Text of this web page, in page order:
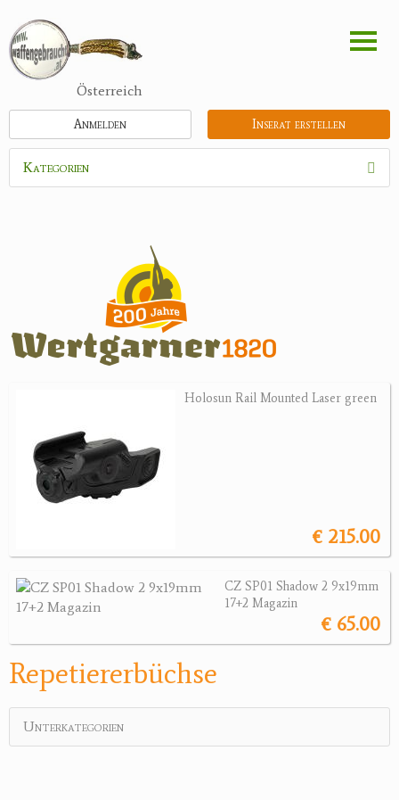
zum
Inhalt
Österreich
Inserat erstellen
Anmelden
Kategorien
Kipplaufgewehre
Kleinkalibergewehre
Repetiererbüchse
Luftdruckwaffen
Sonstige Waffen
Munition
Bogensport
Zubehör
Jagdreviere
Bücher, Videos
Antikes
Holosun Rail Mounted Laser green
€ 215.00
CZ SP01 Shadow 2 9x19mm
17+2 Magazin
€ 65.00
Repetiererbüchse
Unterkategorien